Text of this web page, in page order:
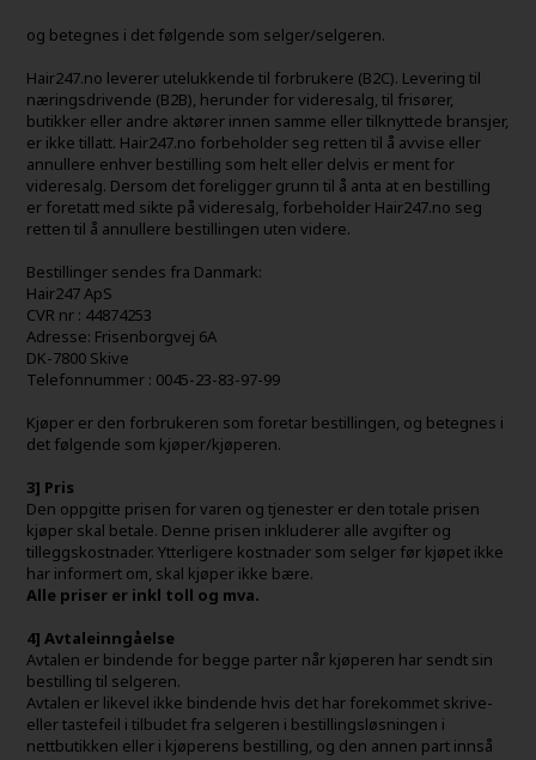
og betegnes i det følgende som selger/selgeren.
Hair247.no leverer utelukkende til forbrukere (B2C). Levering til
næringsdrivende (B2B), herunder for videresalg, til frisører,
butikker eller andre aktører innen samme eller tilknyttede bransjer,
er ikke tillatt. Hair247.no forbeholder seg retten til å avvise eller
annullere enhver bestilling som helt eller delvis er ment for
videresalg. Dersom det foreligger grunn til å anta at en bestilling
er foretatt med sikte på videresalg, forbeholder Hair247.no seg
retten til å annullere bestillingen uten videre.
Bestillinger sendes fra Danmark:
Hair247 ApS
CVR nr : 44874253
Adresse: Frisenborgvej 6A
DK-7800 Skive
Telefonnummer : 0045-23-83-97-99
Kjøper er den forbrukeren som foretar bestillingen, og betegnes i
det følgende som kjøper/kjøperen.
3] Pris
Den oppgitte prisen for varen og tjenester er den totale prisen
kjøper skal betale. Denne prisen inkluderer alle avgifter og
tilleggskostnader. Ytterligere kostnader som selger før kjøpet ikke
har informert om, skal kjøper ikke bære.
Alle priser er inkl toll og mva.
4] Avtaleinngåelse
Avtalen er bindende for begge parter når kjøperen har sendt sin
bestilling til selgeren.
Avtalen er likevel ikke bindende hvis det har forekommet skrive-
eller tastefeil i tilbudet fra selgeren i bestillingsløsningen i
nettbutikken eller i kjøperens bestilling, og den annen part innså